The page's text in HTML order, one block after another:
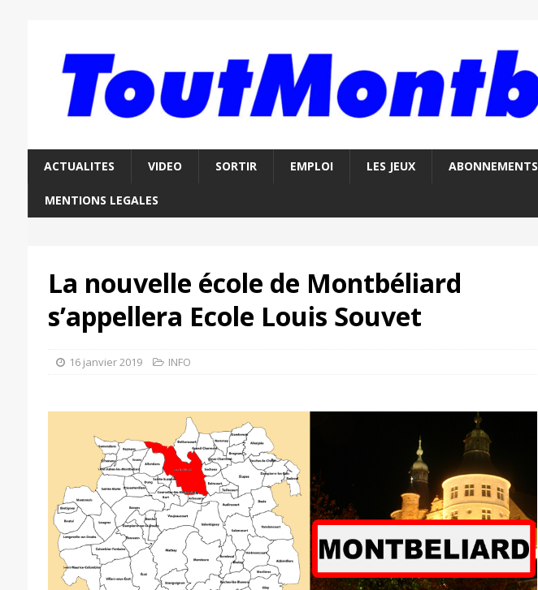
ACTUALITES VIDEO SORTIR EMPLOI LES JEUX ABONNEMENTS
MENTIONS LEGALES
La nouvelle école de Montbéliard
s’appellera Ecole Louis Souvet
16 janvier 2019 INFO